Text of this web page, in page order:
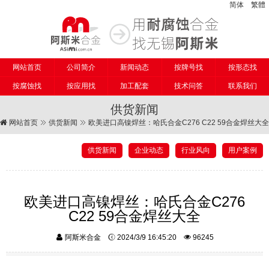
简体 繁體
网站首页 公司简介 新闻动态 按牌号找 按形态找
按腐蚀找 按应用找 加工配套 技术问答 联系我们
供货新闻
网站首页 供货新闻 欧美进口高镍焊丝：哈氏合金C276 C22 59合金焊丝大全
供货新闻 企业动态 行业风向 用户案例
欧美进口高镍焊丝：哈氏合金C276
C22 59合金焊丝大全
阿斯米合金 2024/3/9 16:45:20 96245